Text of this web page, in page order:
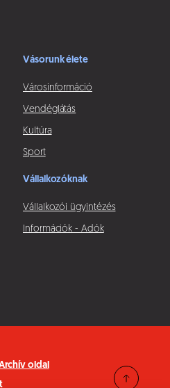
Vásorunk élete
Városinformáció
Vendéglátás
Kultúra
Sport
Vállalkozóknak
Vállalkozói ügyintézés
Információk - Adók
oldal